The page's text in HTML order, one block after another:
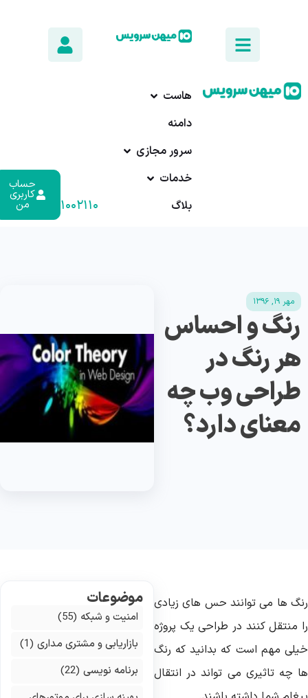
هاست
دامنه
سرور مجازی
خدمات
بلاگ
۰۱۷-۹۱۰۰۲۱۱۰
حساب
کاربری
من
مهر ۱۹, ۱۳۹۶
رنگ و احساس
هر رنگ در
طراحی وب چه
معنای دارد؟
ها می توانند حس های زیادی
منتقل کنند در طراحی یک پروژه
مهم است که بدانید که رنگ
چه تاثیری می تواند در انتقال
موضوعات
امنیت و شبکه(55)
بازاریابی و مشتری مداری(1)
برنامه نویسی(22)